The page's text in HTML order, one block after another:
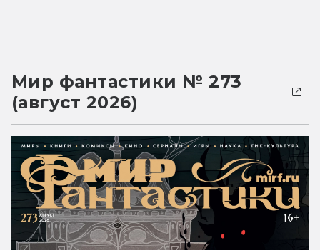
Мир фантастики № 273
(август 2026)